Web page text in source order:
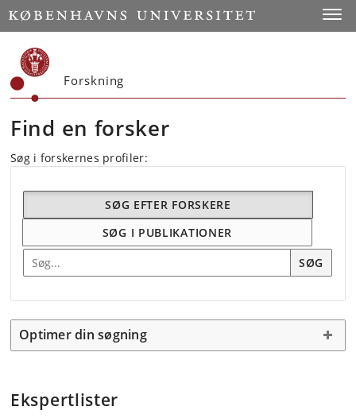
Start
Forskning
Find en forsker
Søg i forskernes profiler:
SØG EFTER FORSKERE
SØG I PUBLIKATIONER
Søg efter forskning
SØG
Optimer din søgning
Ekspertlister